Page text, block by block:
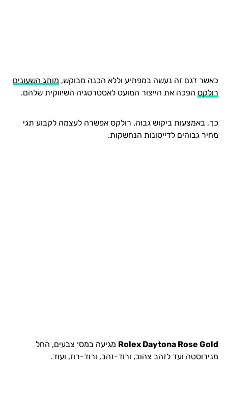
כאשר דגם זה נעשה במפתיע וללא הכנה מבוקש, מותג השעונים
רולקס הפכה את הייצור המועט לאסטרטגיה השיווקית שלהם.
כך, באמצעות ביקוש גבוה, רולקס אפשרה לעצמה לקבוע תגי
מחיר גבוהים לדייטונות הנחשקות.
Rolex Daytona Rose Gold מגיעה במס׳ צבעים, החל
מנירוסטה ועד לזהב צהוב, ורוד-זהב, ורוד-רוז, ועוד.